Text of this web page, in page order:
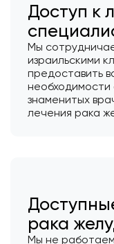
Доступ к
Мы
израильскими
предоставить
необходимости
знаменитых
лечения рака
рака
Мы не